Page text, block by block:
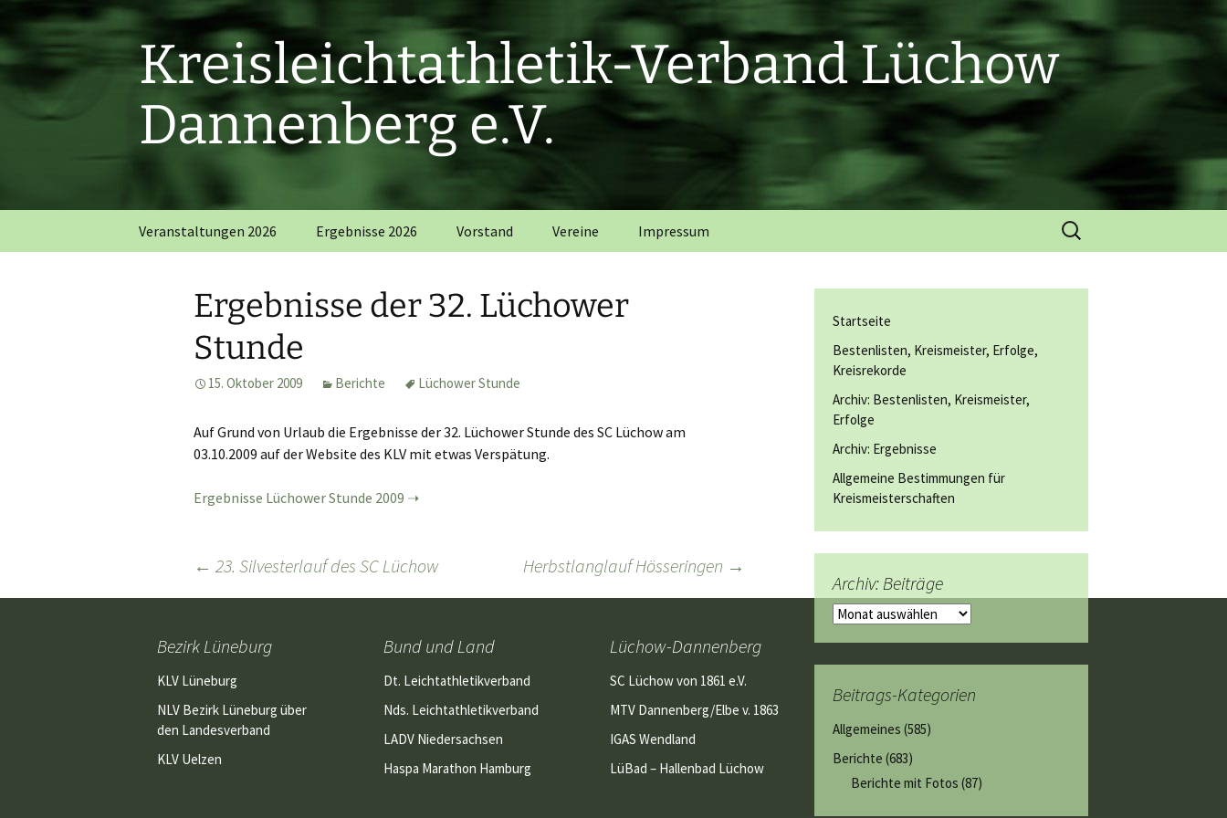
springen
Kreisleichtathletik-Verband Lüchow
Dannenberg e.V.
Veranstaltungen 2026 Ergebnisse 2026 Vorstand Vereine Impressum
Suchen
nach:
Ergebnisse der 32. Lüchower
Stunde
15. Oktober 2009 Berichte Lüchower Stunde
Auf Grund von Urlaub die Ergebnisse der 32. Lüchower Stunde des SC Lüchow am
03.10.2009 auf der Website des KLV mit etwas Verspätung.
Ergebnisse Lüchower Stunde 2009
Beitragsnavigation
← 23. Silvesterlauf des SC Lüchow Herbstlanglauf Hösseringen →
Startseite
Bestenlisten, Kreismeister, Erfolge,
Kreisrekorde
Archiv: Bestenlisten, Kreismeister,
Erfolge
Archiv: Ergebnisse
Allgemeine Bestimmungen für
Kreismeisterschaften
Archiv: Beiträge
Archiv:
Beitrags-Kategorien
Allgemeines (585)
Berichte (683)
Berichte mit Fotos (87)
Bezirk Lüneburg
KLV Lüneburg
NLV Bezirk Lüneburg über
den Landesverband
KLV Uelzen
Bund und Land
Dt. Leichtathletikverband
Nds. Leichtathletikverband
LADV Niedersachsen
Haspa Marathon Hamburg
Lüchow-Dannenberg
SC Lüchow von 1861 e.V.
MTV Dannenberg/Elbe v. 1863
IGAS Wendland
LüBad – Hallenbad Lüchow